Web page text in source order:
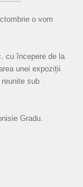
o vom
cu începere de la
unei expoziții
sub
Gradu.